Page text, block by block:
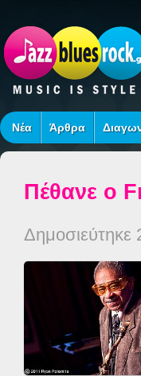
Νέα Άρθρα
Πέθανε ο
Δημοσιεύτηκε